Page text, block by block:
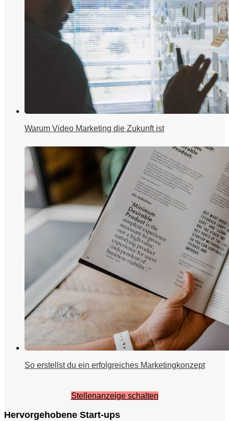
Warum Video Marketing die Zukunft ist
So erstellst du ein erfolgreiches Marketingkonzept
Stellenanzeige schalten
Hervorgehobene Start-ups